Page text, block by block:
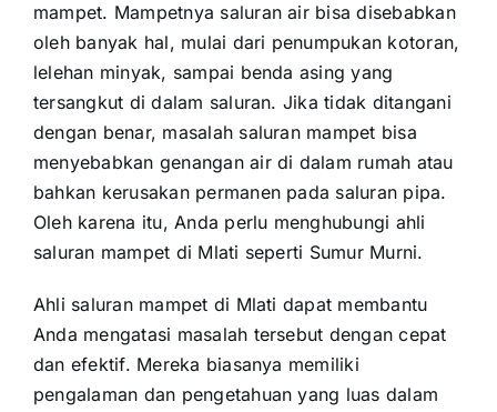
mampet. Mampetnya saluran air bisa disebabkan
oleh banyak hal, mulai dari penumpukan kotoran,
lelehan minyak, sampai benda asing yang
tersangkut di dalam saluran. Jika tidak ditangani
dengan benar, masalah saluran mampet bisa
menyebabkan genangan air di dalam rumah atau
bahkan kerusakan permanen pada saluran pipa.
Oleh karena itu, Anda perlu menghubungi ahli
saluran mampet di Mlati seperti Sumur Murni.
Ahli saluran mampet di Mlati dapat membantu
Anda mengatasi masalah tersebut dengan cepat
dan efektif. Mereka biasanya memiliki
pengalaman dan pengetahuan yang luas dalam